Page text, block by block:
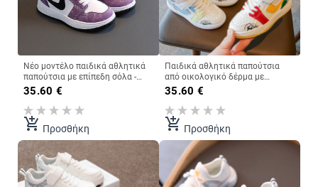
Νέο μοντέλο παιδικά αθλητικά
παπούτσια με επίπεδη σόλα -
οικολογικό δέρμα
35.60 €
add_shopping_cart Προσθήκη
Παιδικά αθλητικά παπούτσια
από οικολογικό δέρμα με
επιγραφές - για αγόρια και
35.60 €
add_shopping_cart Προσθήκη